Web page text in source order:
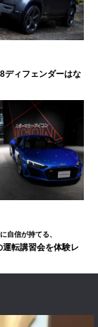
ディフェンダーはな
自信が持てる、
運転講習会を体験レ